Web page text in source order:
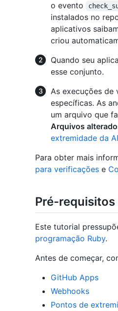
o evento
instalados no
aplicativos
criou
Quando seu
esse conjunto.
As execuções de
específicas. As
um arquivo que
Arquivos
extremidade da
Para obter mais
para verificações e
Pré-requisitos
Este tutorial
programação Ruby.
Antes de começar,
GitHub Apps
Webhooks
Pontos de